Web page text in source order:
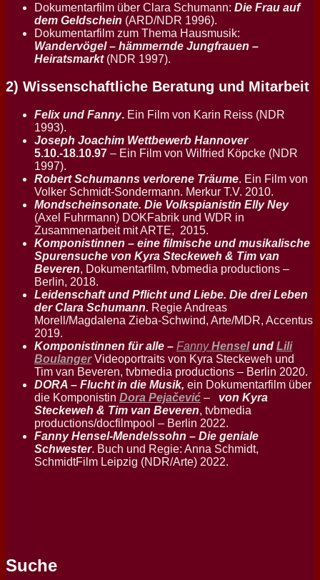
Dokumentarfilm über Clara Schumann: Die Frau auf
dem Geldschein (ARD/NDR 1996).
Dokumentarfilm zum Thema Hausmusik:
Wandervögel – hämmernde Jungfrauen –
Heiratsmarkt (NDR 1997).
2) Wissenschaftliche Beratung und Mitarbeit
Felix und Fanny. Ein Film von Karin Reiss (NDR
1993).
Joseph Joachim Wettbewerb Hannover
5.10.-18.10.97 – Ein Film von Wilfried Köpcke (NDR
1997).
Robert Schumanns verlorene Träume. Ein Film von
Volker Schmidt-Sondermann. Merkur T.V. 2010.
Mondscheinsonate. Die Volkspianistin Elly Ney
(Axel Fuhrmann) DOKFabrik und WDR in
Zusammenarbeit mit ARTE, 2015.
Komponistinnen – eine filmische und musikalische
Spurensuche von Kyra Steckeweh & Tim van
Beveren, Dokumentarfilm, tvbmedia productions –
Berlin, 2018.
Leidenschaft und Pflicht und Liebe. Die drei Leben
der Clara Schumann. Regie Andreas
Morell/Magdalena Zieba-Schwind, Arte/MDR, Accentus
2019.
Komponistinnen für alle – FannyHensel und Lili
BoulangerVideoportraits von Kyra Steckeweh und
Tim van Beveren, tvbmedia productions – Berlin 2020.
DORA – Flucht in die Musik, ein Dokumentarfilm über
die Komponistin Dora Pejačević –
von Kyra
Steckeweh & Tim van Beveren, tvbmedia
productions/docfilmpool – Berlin 2022.
Fanny Hensel-Mendelssohn – Die geniale
Schwester. Buch und Regie: Anna Schmidt,
SchmidtFilm Leipzig (NDR/Arte) 2022.
Suche